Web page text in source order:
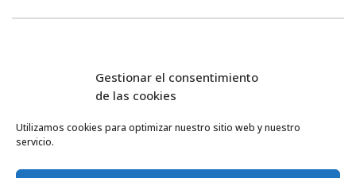
Gestionar el consentimiento
de las cookies
Utilizamos cookies para optimizar nuestro sitio web y nuestro
servicio.
INICIO